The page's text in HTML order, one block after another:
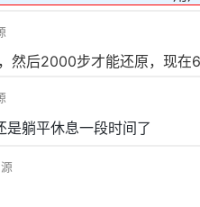
然后2000步才能还原，现在
是躺平休息一段时间了
源